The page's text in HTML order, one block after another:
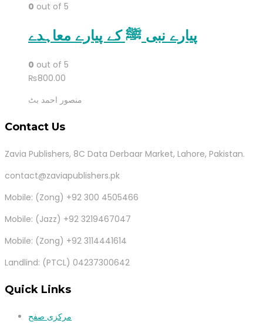
0 out of 5
پیارے نبی ﷺ کے پیارے معاہدے
0 out of 5
₨800.00
منصور احمد بٹ
Contact Us
Zavia Publishers, 8C Data Derbaar Market, Lahore, Pakistan.
contact@zaviapublishers.pk
Mobile: (Zong) +92 300 4505466
Mobile: (Jazz) +92 3219467047
Mobile: (Zong) +92 3114441614
Landlind: (PTCL) 04237300642
Quick Links
مرکزی صفح